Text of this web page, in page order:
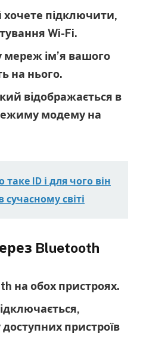
хочете підключити,
Wi-Fi.
мереж ім’я вашого
на нього.
відображається в
модему на
таке ID і для чого він
сучасному світі
Bluetooth
на обох пристроях.
доступних пристроїв